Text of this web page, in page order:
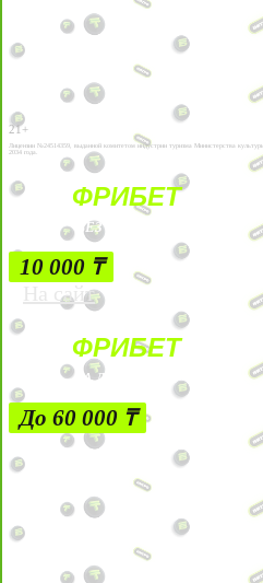
21+
Лицензии №24514359, выданной комитетом индустрии туризма Министерства
2034 года.
ФРИБЕТ
БЕЗ УСЛОВИЙ
10 000 ₸
На сайт
ФРИБЕТ
ЗА ДЕПОЗИТЫ
До 60 000 ₸